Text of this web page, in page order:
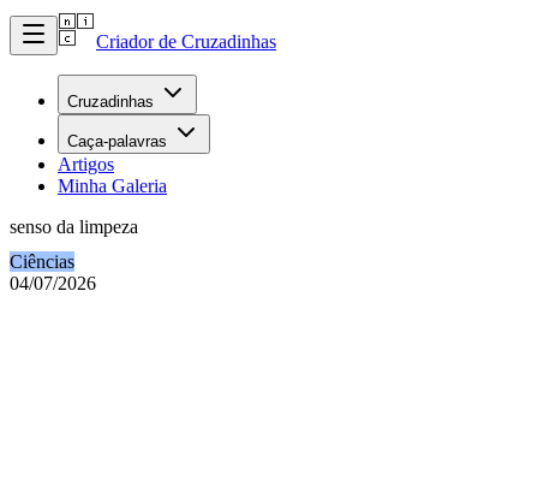
Criador de Cruzadinhas
Cruzadinhas
Caça-palavras
Artigos
Minha Galeria
senso da limpeza
Ciências
04/07/2026